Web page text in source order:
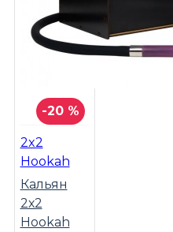
-20 %
2x2
Hookah
Кальян
2х2
Hookah